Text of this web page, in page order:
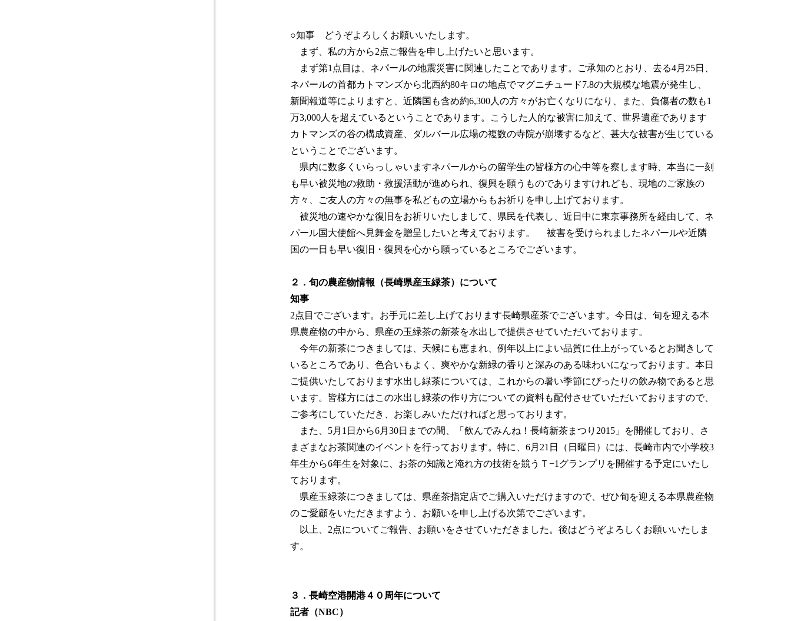
○知事 どうぞよろしくお願いいたします。
まず、私の方から2点ご報告を申し上げたいと思います。
まず第1点目は、ネパールの地震災害に関連したことであります。ご承知のとおり、去る4月25日、
ネパールの首都カトマンズから北西約80キロの地点でマグニチュード7.8の大規模な地震が発生し、
新聞報道等によりますと、近隣国も含め約6,300人の方々がお亡くなりになり、また、負傷者の数も1
万3,000人を超えているということであります。こうした人的な被害に加えて、世界遺産であります
カトマンズの谷の構成資産、ダルバール広場の複数の寺院が崩壊するなど、甚大な被害が生じている
ということでございます。
県内に数多くいらっしゃいますネパールからの留学生の皆様方の心中等を察します時、本当に一刻
も早い被災地の救助・救援活動が進められ、復興を願うものでありますけれども、現地のご家族の
方々、ご友人の方々の無事を私どもの立場からもお祈りを申し上げております。
被災地の速やかな復旧をお祈りいたしまして、県民を代表し、近日中に東京事務所を経由して、ネ
パール国大使館へ見舞金を贈呈したいと考えております。 被害を受けられましたネパールや近隣
国の一日も早い復旧・復興を心から願っているところでございます。
２．旬の農産物情報（長崎県産玉緑茶）について
知事
2点目でございます。お手元に差し上げております長崎県産茶でございます。今日は、旬を迎える本
県農産物の中から、県産の玉緑茶の新茶を水出しで提供させていただいております。
今年の新茶につきましては、天候にも恵まれ、例年以上によい品質に仕上がっているとお聞きして
いるところであり、色合いもよく、爽やかな新緑の香りと深みのある味わいになっております。本日
ご提供いたしております水出し緑茶については、これからの暑い季節にぴったりの飲み物であると思
います。皆様方にはこの水出し緑茶の作り方についての資料も配付させていただいておりますので、
ご参考にしていただき、お楽しみいただければと思っております。
また、5月1日から6月30日までの間、「飲んでみんね！長崎新茶まつり2015」を開催しており、さ
まざまなお茶関連のイベントを行っております。特に、6月21日（日曜日）には、長崎市内で小学校3
年生から6年生を対象に、お茶の知識と淹れ方の技術を競うＴ−1グランプリを開催する予定にいたし
ております。
県産玉緑茶につきましては、県産茶指定店でご購入いただけますので、ぜひ旬を迎える本県農産物
のご愛顧をいただきますよう、お願いを申し上げる次第でございます。
以上、2点についてご報告、お願いをさせていただきました。後はどうぞよろしくお願いいたしま
す。
３．長崎空港開港４０周年について
記者（NBC）